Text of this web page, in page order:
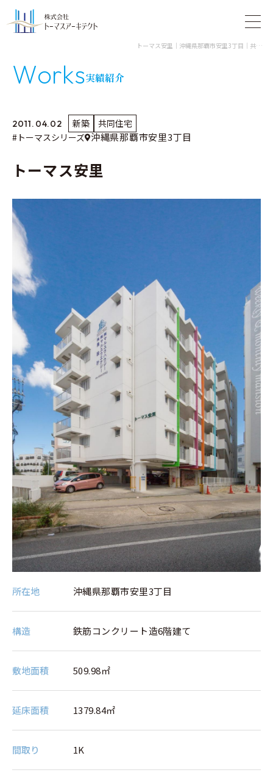
トーマス安里｜沖縄県那覇市安里3丁目｜共同住宅｜株式会社トーマスアーキテクト
実績紹介
Works
2011.04.02 新築
共同住宅
#トーマスシリーズ 沖縄県那覇市安里3丁目
トーマス安里
所在地 沖縄県那覇市安里3丁目
構造 鉄筋コンクリート造6階建て
敷地⾯積 509.98㎡
延床⾯積 1379.84㎡
間取り 1K